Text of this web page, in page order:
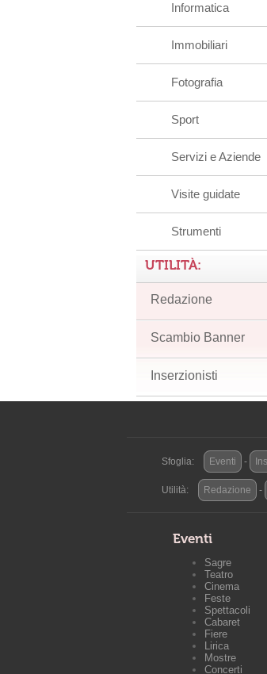
Informatica
Immobiliari
Fotografia
Sport
Servizi e Aziende
Visite guidate
Strumenti
UTILITÀ:
Redazione
Scambio Banner
Inserzionisti
Sfoglia: Eventi -
Utilità: Redazione -
Eventi
Sagre
Teatro
Cinema
Feste
Spettacoli
Cabaret
Fiere
Lirica
Mostre
Concerti